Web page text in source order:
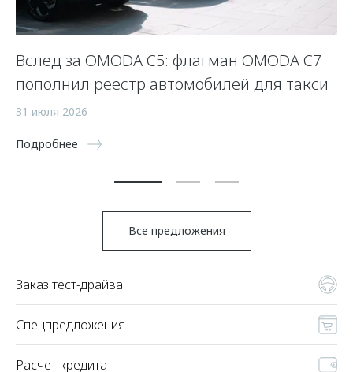
Вслед за OMODA C5: флагман OMODA C7
пополнил реестр автомобилей для такси
31 июля 2026
Подробнее
Все предложения
Заказ тест-драйва
Спецпредложения
Расчет кредита